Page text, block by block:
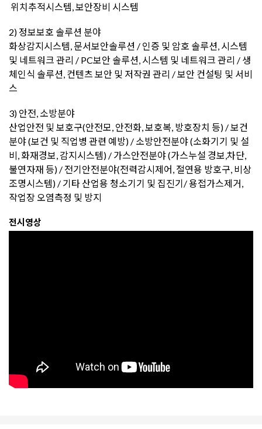
위치추적시스템, 보안장비 시스템
2) 정보보호 솔루션 분야
화상감지시스템, 문서보안솔루션 / 인증 및 암호 솔루션, 시스템
및 네트워크 관리 / PC보안 솔루션, 시스템 및 네트워크 관리 / 생
체인식 솔루션, 컨텐츠 보안 및 저작권 관리 / 보안 컨설팅 및 서비
스
3) 안전, 소방분야
산업안전 및 보호구(안전모, 안전화, 보호복, 방호장치 등) / 보건
분야 (보건 및 직업병 관련 예방) / 소방안전분야 (소화기기 및 설
비, 화재경보, 감지시스템) / 가스안전분야 (가스누설 경보,차단,
불연자재 등) / 전기안전분야(전력감시제어, 절연용 방호구, 비상
조명시스템) / 기타 산업용 청소기기 및 집진기/ 용접가스제거,
작업장 오염측정 및 방지
전시영상